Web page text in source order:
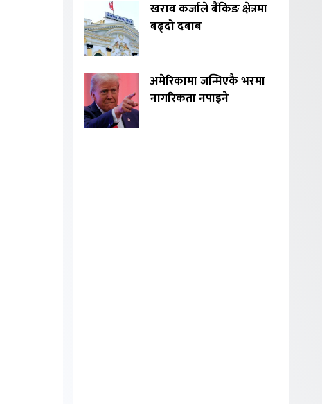
खराब कर्जाले बैंकिङ क्षेत्रमा
बढ्दो दबाब
अमेरिकामा जन्मिएकै भरमा
नागरिकता नपाइने